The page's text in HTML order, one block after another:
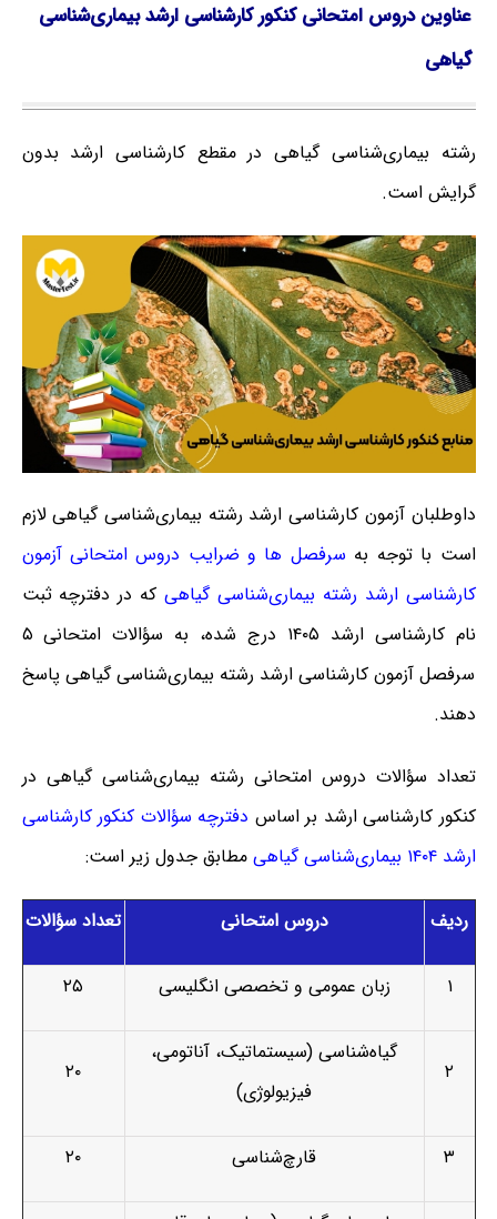
عناوین دروس امتحانی کنکور کارشناسی ارشد بیماری‌شناسی
گیاهی
رشته بیماری‌شناسی گیاهی در مقطع کارشناسی ارشد بدون
گرایش است.
داوطلبان آزمون کارشناسی ارشد رشته بیماری‌شناسی گیاهی لازم
است با توجه به سرفصل ها و ضرایب دروس امتحانی آزمون
کارشناسی ارشد رشته بیماری‌شناسی گیاهی که در دفترچه ثبت
نام کارشناسی ارشد ۱۴۰۵ درج شده، به سؤالات امتحانی ۵
سرفصل آزمون کارشناسی ارشد رشته بیماری‌شناسی گیاهی پاسخ
دهند.
تعداد سؤالات دروس امتحانی رشته بیماری‌شناسی گیاهی در
کنکور کارشناسی ارشد بر اساس دفترچه سؤالات کنکور کارشناسی
ارشد ۱۴۰۴ بیماری‌شناسی گیاهی
مطابق جدول زیر است:
ردیف دروس امتحانی تعداد سؤالات
۱ زبان عمومی و تخصصی انگلیسی ۲۵
۲
گیاه‌شناسی (سیستماتیک، آناتومی،
فیزیولوژی)
۲۰
۳ قارچ‌شناسی ۲۰